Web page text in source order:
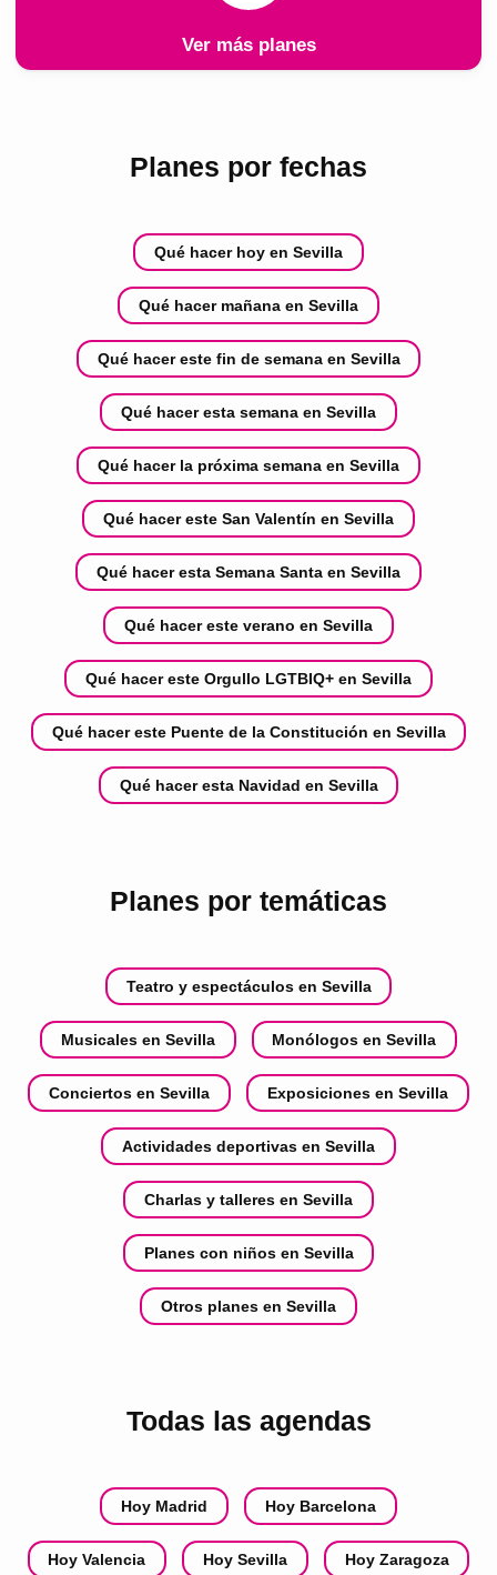
Ver más planes
Planes por fechas
Qué hacer hoy en Sevilla
Qué hacer mañana en Sevilla
Qué hacer este fin de semana en Sevilla
Qué hacer esta semana en Sevilla
Qué hacer la próxima semana en Sevilla
Qué hacer este San Valentín en Sevilla
Qué hacer esta Semana Santa en Sevilla
Qué hacer este verano en Sevilla
Qué hacer este Orgullo LGTBIQ+ en Sevilla
Qué hacer este Puente de la Constitución en Sevilla
Qué hacer esta Navidad en Sevilla
Planes por temáticas
Teatro y espectáculos en Sevilla
Musicales en Sevilla Monólogos en Sevilla
Conciertos en Sevilla Exposiciones en Sevilla
Actividades deportivas en Sevilla
Charlas y talleres en Sevilla
Planes con niños en Sevilla
Otros planes en Sevilla
Todas las agendas
Hoy Madrid Hoy Barcelona
Hoy Valencia Hoy Sevilla Hoy Zaragoza